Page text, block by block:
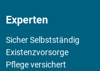
Experten
Sicher Selbstständig
Existenz­vorsorge
Pflege versichert